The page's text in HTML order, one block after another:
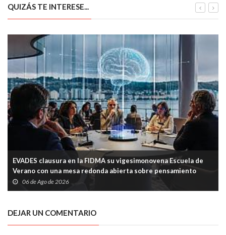
QUIZÁS TE INTERESE...
EVADES clausura en la FIDMA su vigesimonovena Escuela de
Verano con una mesa redonda abierta sobre pensamiento
crítico y tecnología
06 de Ago de 2026
DEJAR UN COMENTARIO